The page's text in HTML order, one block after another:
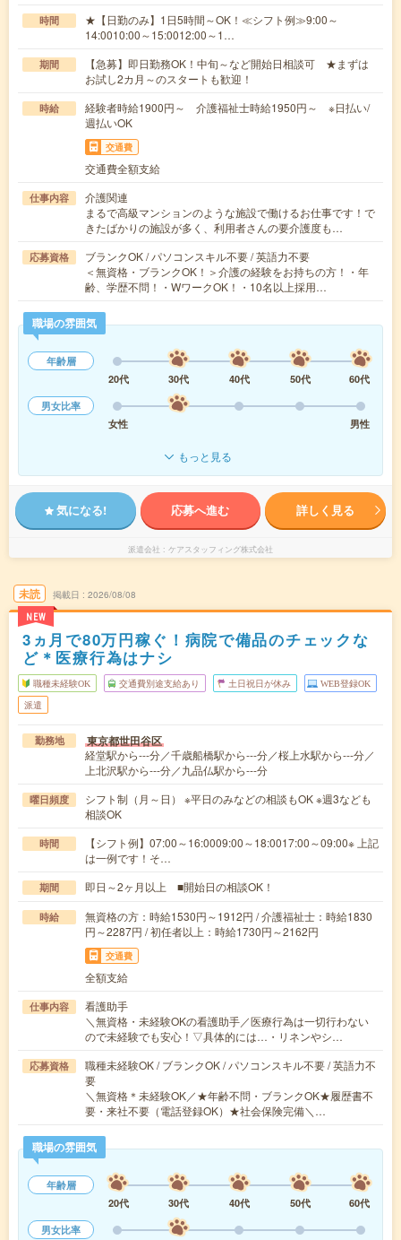
時間
★【日勤のみ】1日5時間～OK！≪シフト例≫9:00～
14:0010:00～15:0012:00～1…
期間
【急募】即日勤務OK！中旬～など開始日相談可 ★まずは
お試し2カ月～のスタートも歓迎！
時給
経験者時給1900円～ 介護福祉士時給1950円～ ※日払い/
週払いOK
交通費
交通費全額支給
仕事内容
介護関連
まるで高級マンションのような施設で働けるお仕事です！で
きたばかりの施設が多く、利用者さんの要介護度も…
応募資格
ブランクOK / パソコンスキル不要 / 英語力不要
＜無資格・ブランクOK！＞介護の経験をお持ちの方！・年
齢、学歴不問！・WワークOK！・10名以上採用…
職場の雰囲気
年齢層
20代
30代 40代 50代
60代
男女比率
女性
男性
もっと見る
気になる! 応募へ進む 詳しく見る
派遣会社 ケアスタッフィング株式会社
未読
NEW
掲載日 2026/08/08
3ヵ月で80万円稼ぐ！病院で備品のチェックな
ど＊医療行為はナシ
職種未経験OK 交通費別途支給あり 土日祝日が休み WEB登録OK
派遣
勤務地 東京都世田谷区
経堂駅から---分／千歳船橋駅から---分／桜上水駅から---分／
上北沢駅から---分／九品仏駅から---分
曜日頻度
シフト制（月～日） ※平日のみなどの相談もOK ※週3なども
相談OK
時間
【シフト例】07:00～16:0009:00～18:0017:00～09:00※ 上記
は一例です！そ…
期間 即日～2ヶ月以上 ■開始日の相談OK！
時給
無資格の方：時給1530円～1912円 / 介護福祉士：時給1830
円～2287円 / 初任者以上：時給1730円～2162円
交通費
全額支給
仕事内容
看護助手
＼無資格・未経験OKの看護助手／医療行為は一切行わない
ので未経験でも安心！▽具体的には…・リネンやシ…
応募資格
職種未経験OK / ブランクOK / パソコンスキル不要 / 英語力不
要
＼無資格＊未経験OK／★年齢不問・ブランクOK★履歴書不
要・来社不要（電話登録OK）★社会保険完備＼…
職場の雰囲気
年齢層
20代
30代 40代 50代
60代
男女比率